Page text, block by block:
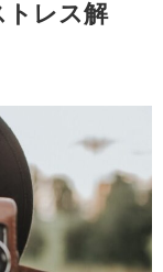
トレス解